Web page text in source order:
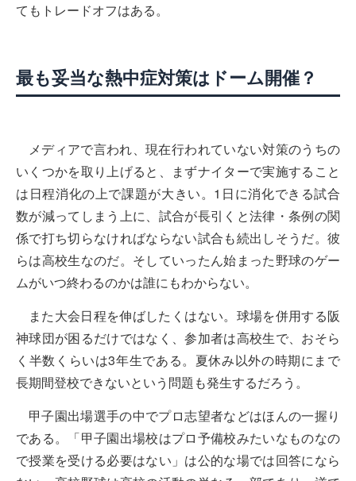
てもトレードオフはある。
最も妥当な熱中症対策はドーム開催？
メディアで言われ、現在行われていない対策のうちの
いくつかを取り上げると、まずナイターで実施すること
は日程消化の上で課題が大きい。1日に消化できる試合
数が減ってしまう上に、試合が長引くと法律・条例の関
係で打ち切らなければならない試合も続出しそうだ。彼
らは高校生なのだ。そしていったん始まった野球のゲー
ムがいつ終わるのかは誰にもわからない。
また大会日程を伸ばしたくはない。球場を併用する阪
神球団が困るだけではなく、参加者は高校生で、おそら
く半数くらいは3年生である。夏休み以外の時期にまで
長期間登校できないという問題も発生するだろう。
甲子園出場選手の中でプロ志望者などはほんの一握り
である。「甲子園出場校はプロ予備校みたいなものなの
で授業を受ける必要はない」は公的な場では回答になら